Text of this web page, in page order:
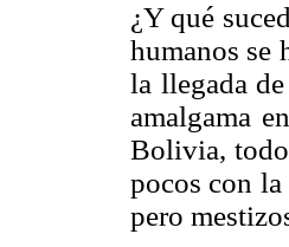
¿Y qué
humanos se
la llegada
amalgama
Bolivia,
pocos con
pero